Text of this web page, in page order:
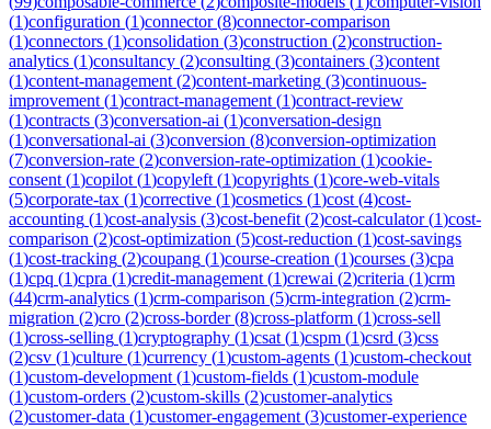
(1)configuration (1)connector(8)connector-comparison
(1)connectors (1)consolidation (3)construction (2)construction-
analytics (1)consultancy (2)consulting (3)containers (3)content
(1)content-management (2)content-marketing (3)continuous-
improvement (1)contract-management (1)contract-review
(1)contracts (3)conversation-ai (1)conversation-design
(1)conversational-ai (3)conversion (8)conversion-optimization
(7)conversion-rate (2)conversion-rate-optimization (1)cookie-
consent (1)copilot (1)copyleft (1)copyrights (1)core-web-vitals
(5)corporate-tax (1)corrective (1)cosmetics (1)cost (4)cost-
accounting (1)cost-analysis (3)cost-benefit (2)cost-calculator(1)cost-
comparison (2)cost-optimization (5)cost-reduction (1)cost-savings
(1)cost-tracking (2)coupang (1)course-creation (1)courses (3)cpa
(1)cpq (1)cpra (1)credit-management (1)crewai (2)criteria (1)crm
(44)crm-analytics (1)crm-comparison (5)crm-integration (2)crm-
migration (2)cro (2)cross-border(8)cross-platform (1)cross-sell
(1)cross-selling (1)cryptography (1)csat (1)cspm (1)csrd (3)css
(2)csv (1)culture (1)currency (1)custom-agents (1)custom-checkout
(1)custom-development (1)custom-fields (1)custom-module
(1)custom-orders (2)custom-skills (2)customer-analytics
(2)customer-data (1)customer-engagement (3)customer-experience